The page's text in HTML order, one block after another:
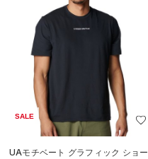
SALE
UAモチベート グラフィック ショー